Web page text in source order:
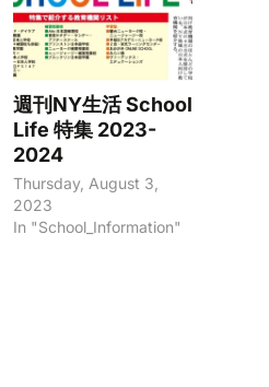
週刊NY生活 School
Life 特集 2023-
2024
Thursday, August 3,
2023
In "School_Information"